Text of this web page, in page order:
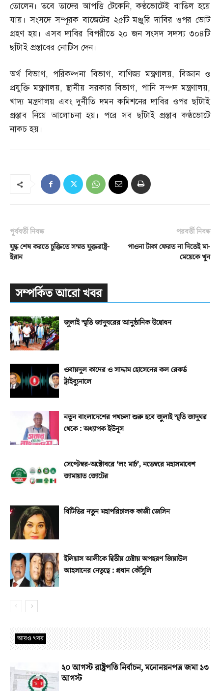
তোলেন। তবে তাদের আপত্তি টেকেনি,কণ্ঠভোটেই বাতিল হয়ে
যায়। সংসদে সম্পূরক বাজেটের ২৫টি মঞ্জুরি দাবির ওপর ভোট
গ্রহণ হয়। এসব দাবির বিপরীতে ২০ জন সংসদ সদস্য ৩০৪টি
ছাঁটাই প্রস্তাবের নোটিস দেন।
অর্থ বিভাগ, পরিকল্পনা বিভাগ,বাণিজ্য মন্ত্রণালয়,বিজ্ঞান ও
প্রযুক্তি মন্ত্রণালয়,স্থানীয় সরকার বিভাগ, পানি সম্পদ মন্ত্রণালয়,
খাদ্য মন্ত্রণালয় এবং দুর্নীতি দমন কমিশনের দাবির ওপর ছাঁটাই
প্রস্তাব নিয়ে আলোচনা হয়। পরে সব ছাঁটাই প্রস্তাব কণ্ঠভোটে
নাকচ হয়।
পূর্ববর্তী নিবন্ধ
যুদ্ধ শেষ করতে চুক্তিতে সম্মত যুক্তরাষ্ট্র-
ইরান
পরবর্তী নিবন্ধ
পাওনা টাকা ফেরত না দিতেই মা-
মেয়েকে খুন
সম্পর্কিত আরো খবর
জুলাই স্মৃতি জাদুঘরের আনুষ্ঠানিক উদ্বোধন
ওবায়দুল কাদের ও সাদ্দাম হোসেনের কল রেকর্ড
ট্রাইব্যুনালে
নতুন বাংলাদেশের পথচলা শুরু হবে জুলাই স্মৃতি জাদুঘর
থেকে : অধ্যাপক ইউনূস
সেপ্টেম্বর-অক্টোবরে ‘লং মার্চ’, নভেম্বরে মহাসমাবেশ
জামায়াত জোটের
বিটিভির নতুন মহাপরিচালক কাজী জেসিন
ইলিয়াস আলীকে দ্বিতীয় চেষ্টায় অপহরণ জিয়াউল
আহসানের নেতৃত্বে : প্রধান কৌঁসুলি
আরও খবর
২০ আগস্ট রাষ্ট্রপতি নির্বাচন, মনোনয়নপত্র জমা ১৩
আগস্ট